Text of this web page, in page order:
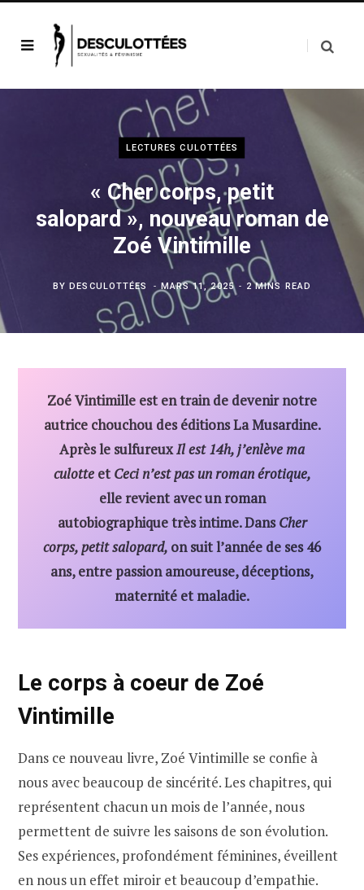
LECTURES CULOTTÉES
« Cher corps, petit
salopard », nouveau roman de
Zoé Vintimille
BYDESCULOTTÉES MARS 11, 2025 2 MINS READ
Zoé Vintimille est en train de devenir notre
autrice chouchou des éditions La Musardine.
Après le sulfureuxIl est 14h, j’enlève ma
culotte etCeci n’est pas un roman érotique,
elle revient avec un roman
autobiographique très intime. DansCher
corps, petit salopard, on suit l’année de ses 46
ans, entre passion amoureuse, déceptions,
maternité et maladie.
Le corps à coeur de Zoé
Vintimille
Dans ce nouveau livre, Zoé Vintimille se confie à
nous avec beaucoup de sincérité. Les chapitres, qui
représentent chacun un mois de l’année, nous
permettent de suivre les saisons de son évolution.
Ses expériences, profondément féminines, éveillent
en nous un effet miroir et beaucoup d’empathie.